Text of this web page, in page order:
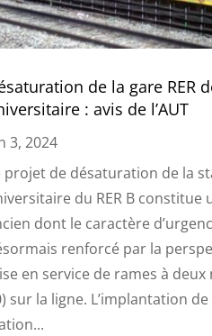
de la gare RER
: avis de l’AUT
3, 2024
projet de désaturation de la
du RER B constitue
dont le caractère
renforcé par la
en service de rames à deux
sur la ligne. L’implantation